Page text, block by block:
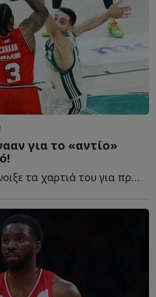
για το «αντίο»
Ο Αϊζάια Κάνααν άνοιξε τα χαρτιά του για πρώτη φορά σ...